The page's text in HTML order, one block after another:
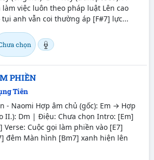
làm việc luôn theo pháp luật Lên cao
tụi anh vẫn coi thường áp [F#7] lực...
chọn
PHIỀN
Tiên
- Naomi Hợp âm chủ (gốc): Em → Hợp
II.): Dm | Điệu: Chưa chọn Intro: [Em]
Verse: Cuộc gọi làm phiền vào [E7]
đêm Màn hình [Bm7] xanh hiện lên